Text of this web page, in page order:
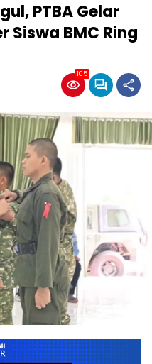
PTBA Gelar
Siswa BMC Ring
105